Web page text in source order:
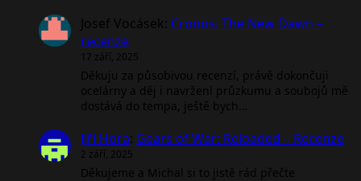
Josef Vocásek: Cronos: The New Dawn –
recenze
17 září, 2025
Děkuju za působivou recenzí, právě dokončuji
ocelárny a děj i navržení průzkumu a soubojů mě
dostává do tempa, ještě bych…
Jiří Hora: Gears of War: Reloaded – Recenze
2 září, 2025
Děkujeme a Michal si to jistě rád přečte